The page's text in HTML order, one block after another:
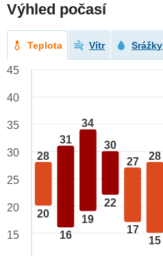
Výhled počasí
Teplota Vítr Srážky
28
20
31
16
34
19
30
22
27
17
28
15
45
40
35
30
25
20
15